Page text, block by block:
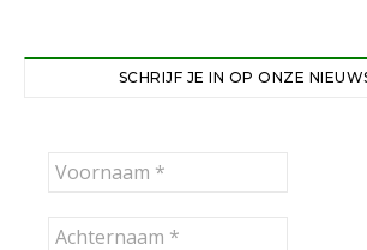
SCHRIJF JE IN OP ONZE